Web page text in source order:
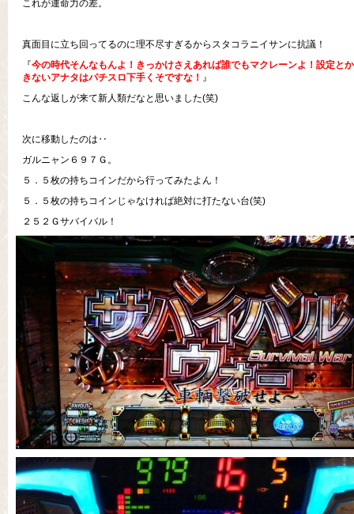
これが運命力の差。
真面目に立ち回ってるのに理不尽すぎるからスタコラニイサンに抗議！
『今の時代そんなもんよ！きっかけさえあれば誰でもマクレーンよ！設定と
きないアナタはパチスロ下手くそですな！ 』
こんな返しが来て新人類だなと思いました(笑)
次に移動したのは‥
ガルニャン６９７Ｇ。
５．５枚の持ちコインだから行ってみたよん！
５．５枚の持ちコインじゃなければ絶対に打たない台(笑)
２５２Ｇサバイバル！